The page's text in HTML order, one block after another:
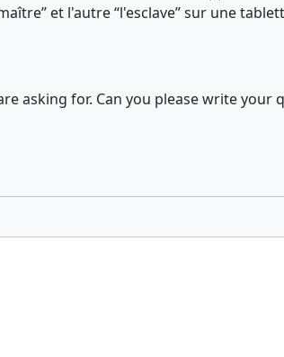
et l'autre “l'esclave” sur une
asking for. Can you please write your